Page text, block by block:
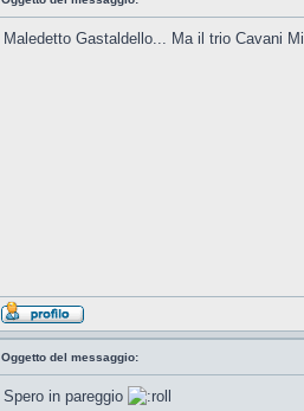
Maledetto Gastaldello... Ma il trio Cavani
Oggetto del messaggio:
Spero in pareggio